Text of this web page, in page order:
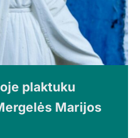
plaktuku
Marijos